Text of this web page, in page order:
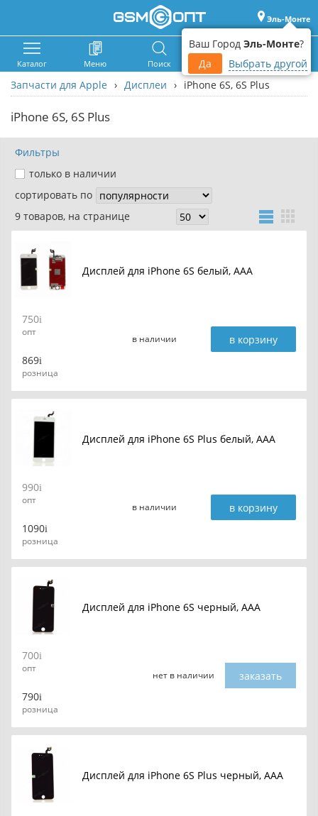
Ваш Город Эль-Монте?
Да
Выбрать другой
Эль-Монте
Каталог Меню Поиск Корзина Войти
Запчасти для Apple › Дисплеи › iPhone 6S, 6S Plus
iPhone 6S, 6S Plus
Фильтры
только в наличии
сортировать по
9 товаров, на странице
Дисплей для iPhone 6S белый, AAA
750
опт
869
розница
в наличии в корзину
Дисплей для iPhone 6S Plus белый, AAA
990
опт
1090
розница
в наличии в корзину
Дисплей для iPhone 6S черный, AAA
700
опт
790
розница
нет в наличии заказать
Дисплей для iPhone 6S Plus черный, AAA